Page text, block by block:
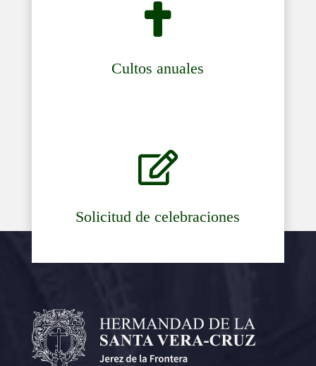

Cultos anuales

Solicitud de celebraciones